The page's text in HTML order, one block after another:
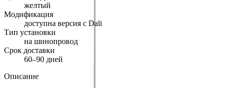
желтый
Модификация
доступна версия с Dali
Тип установки
на шинопровод
Срок доставки
60–90 дней
Описание